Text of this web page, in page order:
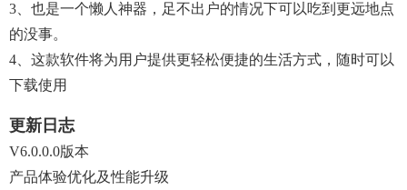
3、也是一个懒人神器，足不出户的情况下可以吃到更远地点
的没事。
4、这款软件将为用户提供更轻松便捷的生活方式，随时可以
下载使用
更新日志
V6.0.0.0版本
产品体验优化及性能升级